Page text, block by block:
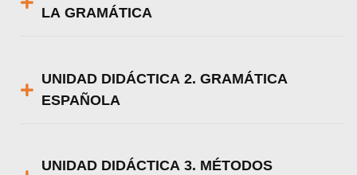
LA GRAMÁTICA
UNIDAD DIDÁCTICA 2. GRAMÁTICA
ESPAÑOLA
UNIDAD DIDÁCTICA 3. MÉTODOS